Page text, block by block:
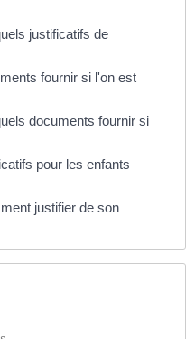
justificatifs de
fournir si l'on est
documents fournir si
pour les enfants
justifier de son